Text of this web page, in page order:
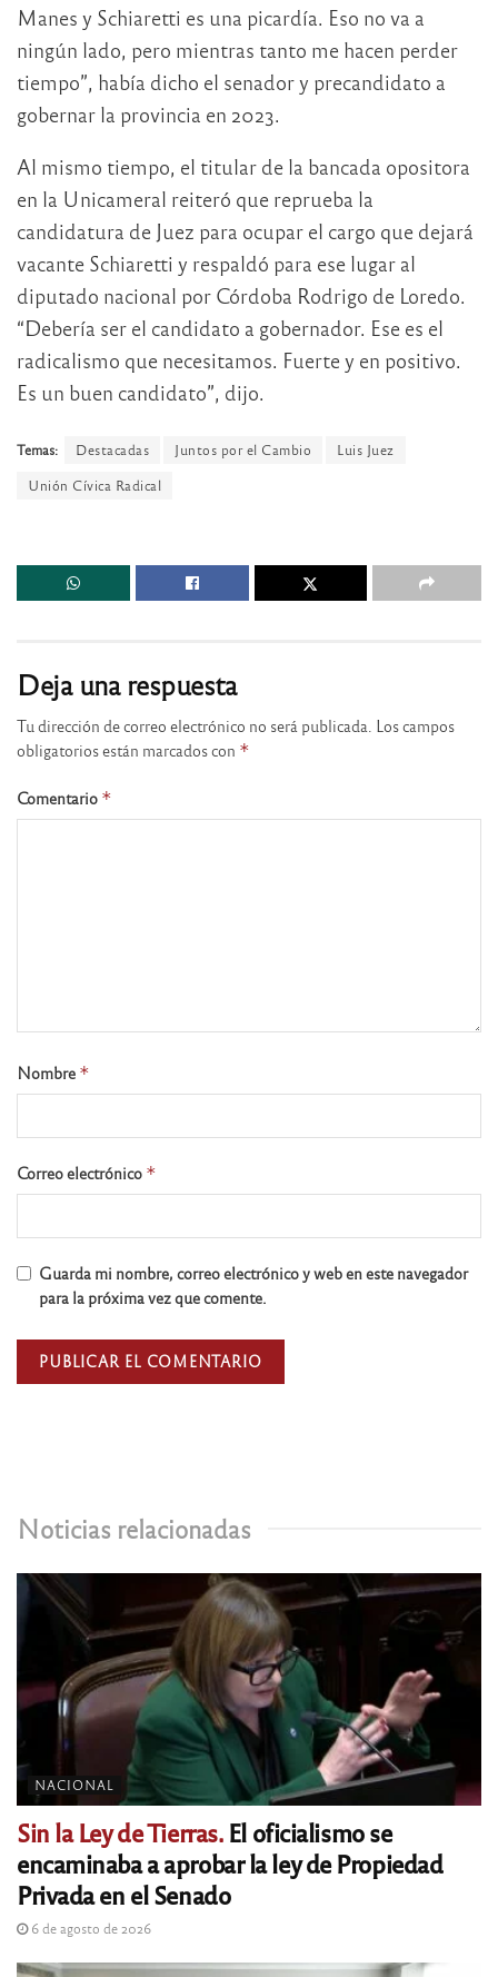
Manes y Schiaretti es una picardía. Eso no va a
ningún lado, pero mientras tanto me hacen perder
tiempo”, había dicho el senador y precandidato a
gobernar la provincia en 2023.
Al mismo tiempo, el titular de la bancada opositora
en la Unicameral reiteró que reprueba la
candidatura de Juez para ocupar el cargo que dejará
vacante Schiaretti y respaldó para ese lugar al
diputado nacional por Córdoba Rodrigo de Loredo.
“Debería ser el candidato a gobernador. Ese es el
radicalismo que necesitamos. Fuerte y en positivo.
Es un buen candidato”, dijo.
Temas: Destacadas Juntos por el Cambio
Luis Juez
Unión Cívica Radical
Noticias relacionadas
NACIONAL
Sin la Ley de Tierras.El oficialismo se
encaminaba a aprobar la ley de Propiedad
Privada en el Senado
6 de agosto de 2026
Deja una respuesta
Tu dirección de correo electrónico no será publicada. Los campos
obligatorios están marcados con *
Comentario *
Nombre *
Correo electrónico *
Guarda mi nombre, correo electrónico y web en este navegador
para la próxima vez que comente.